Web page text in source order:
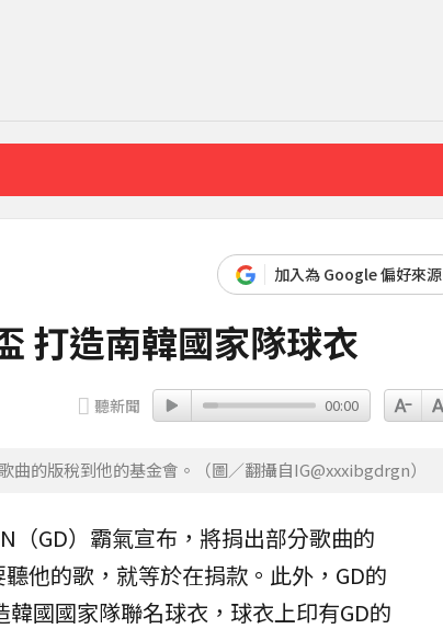
13分鐘前
加入為 Google 偏好來源
打造南韓國家隊球衣
聽新聞 00:00
的版稅到他的基金會。（圖／翻攝自IG@xxxibgdrgn）
（GD）霸氣宣布，將捐出部分歌曲的
他的歌，就等於在捐款。此外，GD的
韓國國家隊聯名球衣，球衣上印有GD的